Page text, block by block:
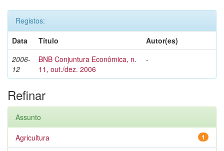
Registos:
Data
Título
Autor(es)
2006-
12
BNB Conjuntura Econômica, n.
11, out./dez. 2006
-
Refinar
Assunto
1
Agricultura